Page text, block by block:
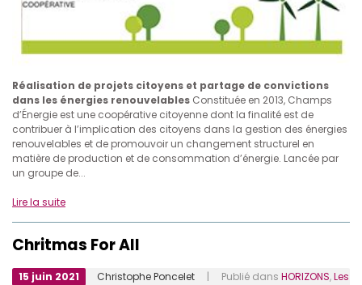
Réalisation de projets citoyens et partage de convictions
dans les énergies renouvelables Constituée en 2013, Champs
d’Énergie est une coopérative citoyenne dont la finalité est de
contribuer à l’implication des citoyens dans la gestion des énergies
renouvelables et de promouvoir un changement structurel en
matière de production et de consommation d’énergie. Lancée par
un groupe de...
Lire la suite
Chritmas For All
15 juin 2021 Christophe Poncelet | Publié dans HORIZONS,Les